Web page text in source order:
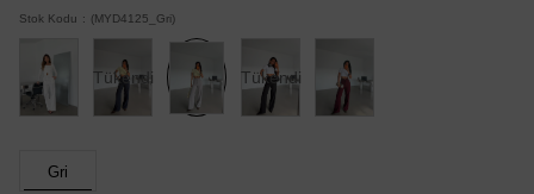
Stok Kodu (MYD4125_Gri)
Tükendi Tükendi
Gri